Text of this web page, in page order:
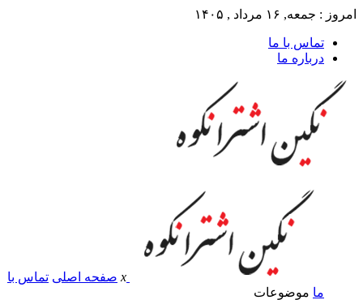
امروز : جمعه, ۱۶ مرداد , ۱۴۰۵
تماس با ما
درباره ما
x صفحه اصلی تماس با
ما موضوعات